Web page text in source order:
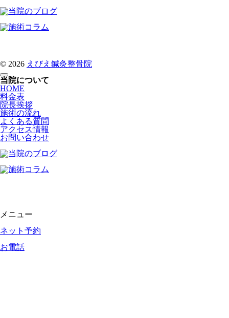
© 2026 えびえ鍼灸整骨院
当院について
HOME
料金表
院長挨拶
施術の流れ
よくある質問
アクセス情報
お問い合わせ
メニュー
ネット予約
お電話